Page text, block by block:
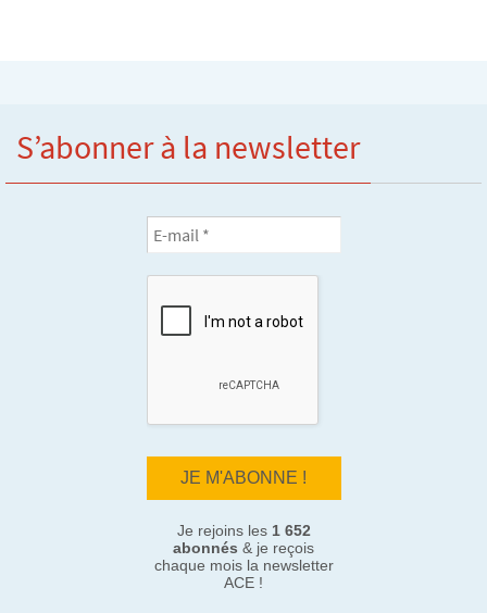
S’abonner à la newsletter
Je rejoins les 1 652
abonnés & je reçois
chaque mois la newsletter
ACE !